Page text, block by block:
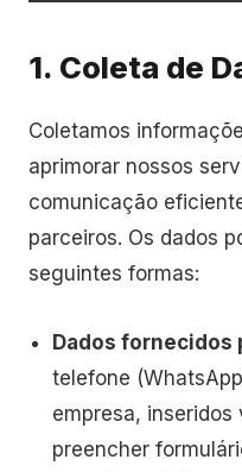
1. Coleta de
Coletamos
aprimorar nossos
comunicação
parceiros. Os dados
seguintes formas:
Dados fornecidos
telefone
empresa,
preencher